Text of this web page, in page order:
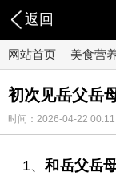
返回
网站首页 美食营
初次见岳父岳
时间：2026-04-22
1、和岳父岳